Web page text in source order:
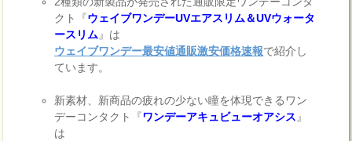
クト『ウェイブワンデーUVエアスリム＆UVウォータ
ースリム 』は
ウェイブワンデー最安値通販激安価格速報で紹介し
ています。
新素材、新商品の疲れの少ない瞳を体現できるワン
デーコンタクト『ワンデーアキュビューオアシス 』
は